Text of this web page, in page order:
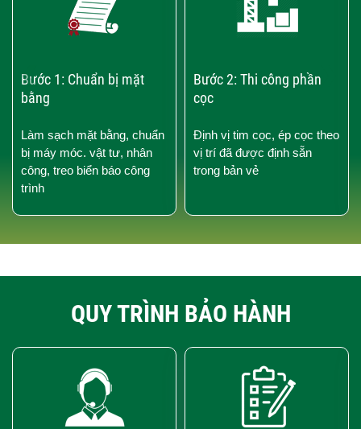
Bước 1: Chuẩn bị mặt
bằng
Làm sạch mặt bằng, chuẩn
bị máy móc. vật tư, nhân
công, treo biển báo công
trình
Bước 2: Thi công phần
cọc
Định vị tim cọc, ép cọc theo
vị trí đã được định sẵn
trong bản vẻ
›
‹
QUY TRÌNH BẢO HÀNH